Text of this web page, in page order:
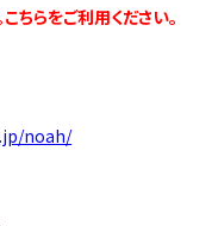
ちらをご利用ください。
noah/